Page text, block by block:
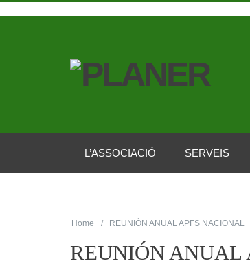
L’ASSOCIACIÓ SERVEIS
Home REUNIÓN ANUAL APFS NACIONAL
REUNIÓN ANUAL